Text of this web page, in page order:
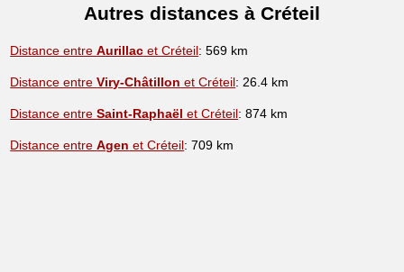
Autres distances à Créteil
Distance entreAurillac et Créteil: 569 km
Distance entreViry-Châtillon et Créteil: 26.4 km
Distance entreSaint-Raphaël et Créteil: 874 km
Distance entreAgen et Créteil: 709 km